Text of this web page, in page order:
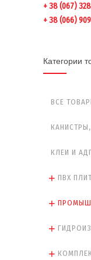
+ 38 (067)
+ 38 (066)
Категории
ВСЕ
КЛЕИ И
ПВХ